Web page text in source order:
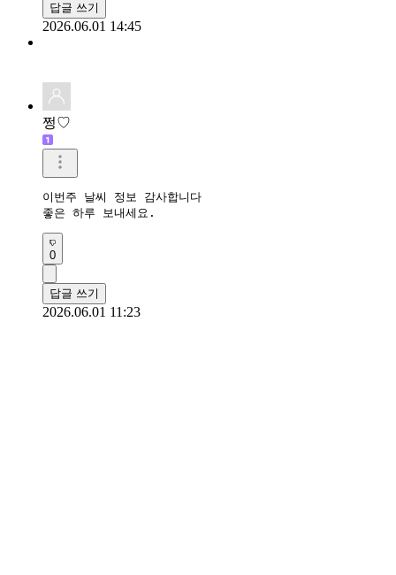
답글 쓰기
2026.06.01 14:45
쩡♡
이번주 날씨 정보 감사합니다
좋은 하루 보내세요.
0
답글 쓰기
2026.06.01 11:23